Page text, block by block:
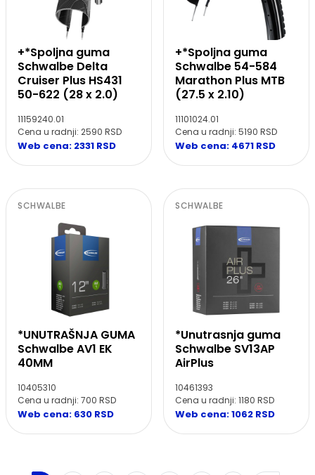
+*Spoljna guma
Schwalbe Delta
Cruiser Plus HS431
50-622 (28 x 2.0)
11159240.01
Cena u radnji: 2590 RSD
Web cena: 2331 RSD
+*Spoljna guma
Schwalbe 54-584
Marathon Plus MTB
(27.5 x 2.10)
11101024.01
Cena u radnji: 5190 RSD
Web cena: 4671 RSD
SCHWALBE
*UNUTRAŠNJA GUMA
Schwalbe AV1 EK
40MM
10405310
Cena u radnji: 700 RSD
Web cena: 630 RSD
SCHWALBE
*Unutrasnja guma
Schwalbe SV13AP
AirPlus
10461393
Cena u radnji: 1180 RSD
Web cena: 1062 RSD